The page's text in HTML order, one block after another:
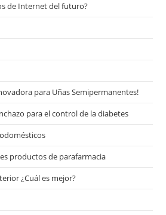
de Internet del futuro?
para Uñas Semipermanentes!
para el control de la diabetes
productos de parafarmacia
¿Cuál es mejor?